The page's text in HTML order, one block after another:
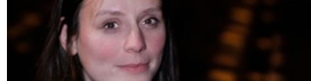
Interview mit Sandra Wollner